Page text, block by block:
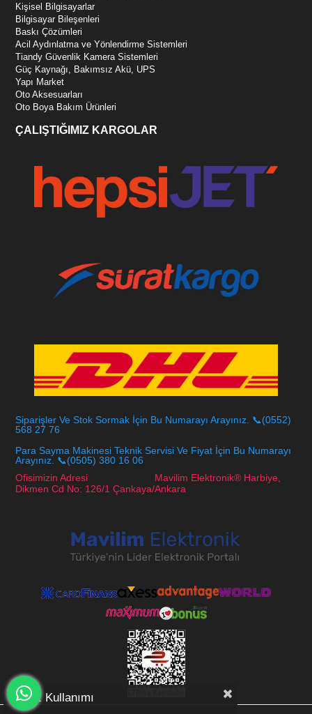
Kişisel Bilgisayarlar
Bilgisayar Bileşenleri
Baskı Çözümleri
Acil Aydınlatma ve Yönlendirme Sistemleri
Tiandy Güvenlik Kamera Sistemleri
Güç Kaynağı, Bakımsız Akü, UPS
Yapı Market
Oto Aksesuarları
Oto Boya Bakım Ürünleri
ÇALIŞTIĞIMIZ KARGOLAR
Siparişler Ve Stok Sormak İçin Bu Numarayı Arayınız. 📞(0552)
568 27 76
Para Sayma Makinesi Teknik Servisi Ve Fiyat İçin Bu Numarayı
Arayınız. 📞(0505) 380 16 06
Ofisimizin Adresi Mavilim Elektronik® Harbiye,
Dikmen Cd No: 126/1 Çankaya/Ankara
Çerez Kullanımı